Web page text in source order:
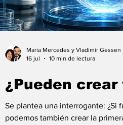
¿Pueden crear
Se plantea una interrogante: ¿Si
podemos también crear la
Maria Mercedes y Vladimir Gessen
16 jul
10 min de lectura